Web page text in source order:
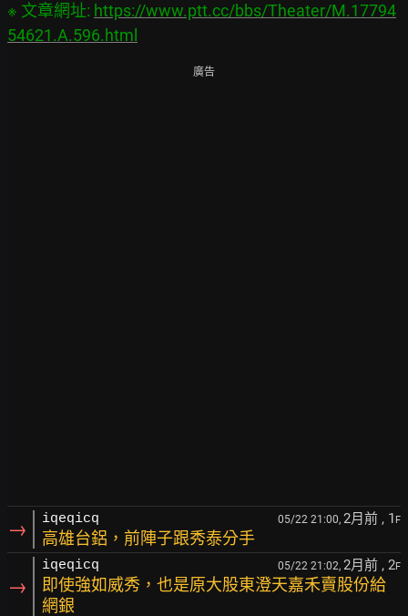
※ 文章網址: https://www.ptt.cc/bbs/Theater/M.17794
54621.A.596.html
廣告
→ iqeqicq 05/22 21:00, 2月前 , 1 F
高雄台鋁，前陣子跟秀泰分手
→
iqeqicq 05/22 21:02, 2月前 , 2F
即使強如威秀，也是原大股東澄天嘉禾賣股份給
網銀